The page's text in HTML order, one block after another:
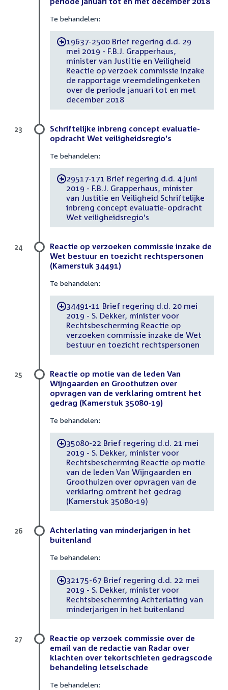
Te behandelen:
-19637-2500 Brief regering d.d. 29
mei 2019 - F.B.J. Grapperhaus,
minister van Justitie en Veiligheid
Reactie op verzoek commissie inzake
de rapportage vreemdelingenketen
over de periode januari tot en met
december 2018
Schriftelijke inbreng concept evaluatie-
opdracht Wet veiligheidsregio's
Te behandelen:
-29517-171 Brief regering d.d. 4 juni
2019 - F.B.J. Grapperhaus, minister
van Justitie en Veiligheid Schriftelijke
inbreng concept evaluatie-opdracht
Wet veiligheidsregio's
23
Reactie op verzoeken commissie inzake de
Wet bestuur en toezicht rechtspersonen
(Kamerstuk 34491)
Te behandelen:
-34491-11 Brief regering d.d. 20 mei
2019 - S. Dekker, minister voor
Rechtsbescherming Reactie op
verzoeken commissie inzake de Wet
bestuur en toezicht rechtspersonen
24
Reactie op motie van de leden Van
Wijngaarden en Groothuizen over
opvragen van de verklaring omtrent het
gedrag (Kamerstuk 35080-19)
Te behandelen:
-35080-22 Brief regering d.d. 21 mei
2019 - S. Dekker, minister voor
Rechtsbescherming Reactie op motie
van de leden Van Wijngaarden en
Groothuizen over opvragen van de
verklaring omtrent het gedrag
(Kamerstuk 35080-19)
25
Achterlating van minderjarigen in het
buitenland
Te behandelen:
-32175-67 Brief regering d.d. 22 mei
2019 - S. Dekker, minister voor
Rechtsbescherming Achterlating van
minderjarigen in het buitenland
26
Reactie op verzoek commissie over de
email van de redactie van Radar over
klachten over tekortschieten gedragscode
behandeling letselschade
Te behandelen:
27